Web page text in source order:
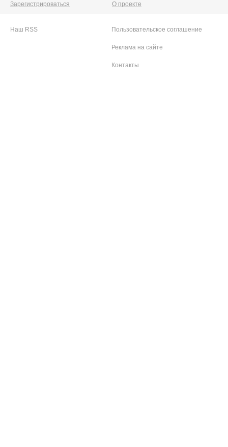
Зарегистрироваться О проекте
Наш RSS Пользовательское соглашение
Реклама на сайте
Контакты